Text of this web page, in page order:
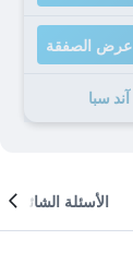
عرض الصفقة
الأسئلة الشائعة